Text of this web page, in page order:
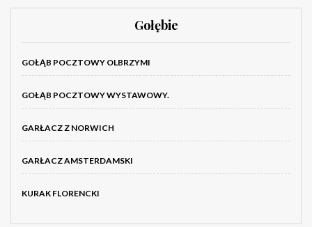
Gołębie
GOŁĄB POCZTOWY OLBRZYMI
GOŁĄB POCZTOWY WYSTAWOWY.
GARŁACZ Z NORWICH
GARŁACZ AMSTERDAMSKI
KURAK FLORENCKI